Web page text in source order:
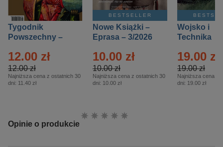
Tygodnik
Powszechny –
12.00 zł
12.00 zł
Najniższa cena z ostatnich 30
dni: 11.40 zł
BESTSELLER
Nowe Książki –
Eprasa – 3/2026
10.00 zł
10.00 zł
Najniższa cena z ostatnich 30
dni: 10.00 zł
Wojsko i
Technika
– 2/2026
19.00 zł
19.00 zł
Najniższa cena z
dni: 19.00 zł
Opinie o produkcie
Ocena: